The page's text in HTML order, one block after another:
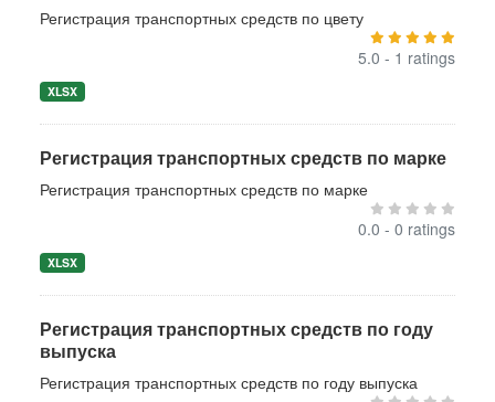
Регистрация транспортных средств по цвету
5.0 - 1 ratings
XLSX
Регистрация транспортных средств по марке
Регистрация транспортных средств по марке
0.0 - 0 ratings
XLSX
Регистрация транспортных средств по году
выпуска
Регистрация транспортных средств по году выпуска